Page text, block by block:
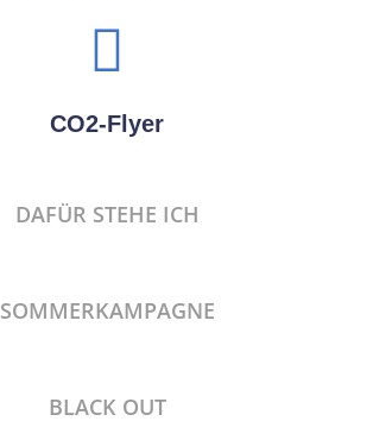
CO2-Flyer
DAFÜR STEHE ICH
SOMMERKAMPAGNE
BLACK OUT